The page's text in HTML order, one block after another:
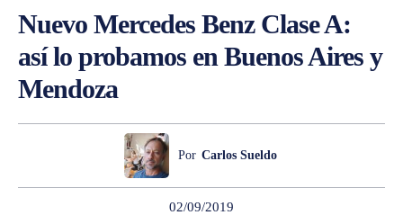
Nuevo Mercedes Benz Clase A:
así lo probamos en Buenos Aires y
Mendoza
Por Carlos Sueldo
02/09/2019